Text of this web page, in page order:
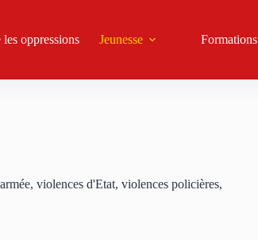
les oppressions Jeunesse Formations
violences d'Etat, violences policières,